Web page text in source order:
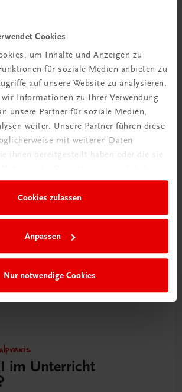
Cookies
um Inhalte und Anzeigen zu
für soziale Medien anbieten zu
auf unsere Website zu analysieren.
Informationen zu Ihrer Verwendung
unsere Partner für soziale Medien,
weiter. Unsere Partner führen diese
mit weiteren Daten
ihnen bereitgestellt haben oder die sie
Cookies zulassen
Anpassen
Nur notwendige Cookies
bestellen
im Unterricht